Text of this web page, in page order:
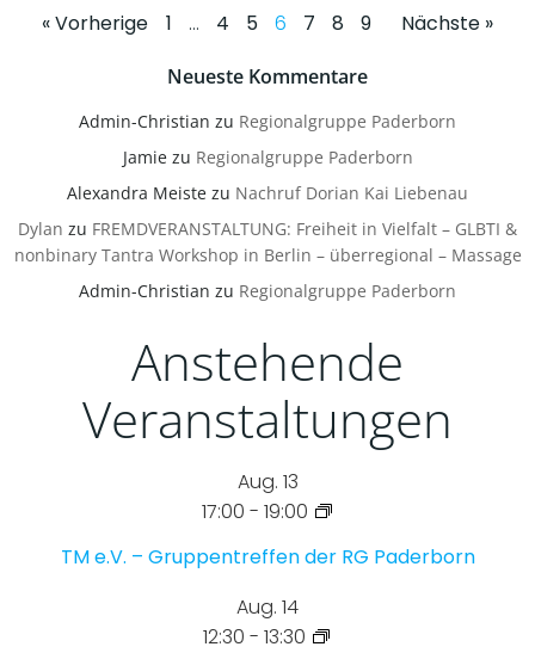
Posts
navigation
« Vorherige
Posts
navigation
Page
1 … Page
4 Page
5 Page
6 Page
7 Page
8 Page
9
Posts
Nächste »
Neueste Kommentare
Admin-Christian zu Regionalgruppe Paderborn
Jamiezu Regionalgruppe Paderborn
Alexandra Meiste zu Nachruf Dorian Kai Liebenau
Dylan zu FREMDVERANSTALTUNG: Freiheit in Vielfalt – GLBTI &
nonbinary Tantra Workshop in Berlin – überregional – Massage
Admin-Christian zu Regionalgruppe Paderborn
Anstehende
Veranstaltungen
Aug. 13
17:00 - 19:00
TM e.V. – Gruppentreffen der RG Paderborn
Aug. 14
12:30 - 13:30